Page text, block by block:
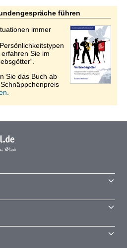
führen
immer
Sie im
Sie das Buch ab